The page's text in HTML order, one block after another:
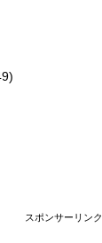
スポンサーリンク